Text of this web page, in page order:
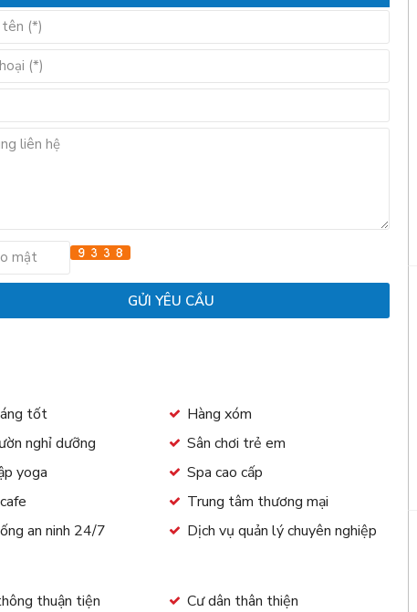
tốt
Hàng xóm
nghỉ dưỡng
Sân chơi trẻ em
yoga
Spa cao cấp
Trung tâm thương mại
an ninh 24/7 Dịch vụ quản lý chuyên nghiệp
thuận tiện Cư dân thân thiện